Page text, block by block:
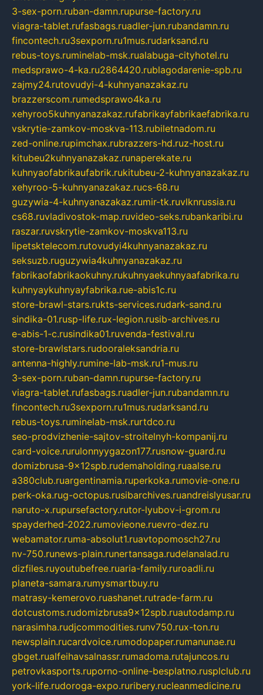
3-sex-porn.ruban-damn.rupurse-factory.ru
viagra-tablet.rufasbags.ruadler-jun.rubandamn.ru
fincontech.ru3sexporn.ru1mus.rudarksand.ru
rebus-toys.ruminelab-msk.rualabuga-cityhotel.ru
medsprawo-4-ka.ru2864420.rublagodarenie-spb.ru
zajmy24.rutovudyi-4-kuhnyanazakaz.ru
brazzerscom.rumedsprawo4ka.ru
xehyroo5kuhnyanazakaz.rufabrikayfabrikaefabrika.ru
vskrytie-zamkov-moskva-113.rubiletnadom.ru
zed-online.rupimchax.rubrazzers-hd.ruz-host.ru
kitubeu2kuhnyanazakaz.runaperekate.ru
kuhnyaofabrikaufabrik.rukitubeu-2-kuhnyanazakaz.ru
xehyroo-5-kuhnyanazakaz.rucs-68.ru
guzywia-4-kuhnyanazakaz.rumir-tk.ruvlknrussia.ru
cs68.ruvladivostok-map.ruvideo-seks.rubankaribi.ru
raszar.ruvskrytie-zamkov-moskva113.ru
lipetsktelecom.rutovudyi4kuhnyanazakaz.ru
seksuzb.ruguzywia4kuhnyanazakaz.ru
fabrikaofabrikaokuhny.rukuhnyaekuhnyaafabrika.ru
kuhnyaykuhnyayfabrika.rue-abis1c.ru
store-brawl-stars.rukts-services.rudark-sand.ru
sindika-01.rusp-life.rux-legion.rusib-archives.ru
e-abis-1-c.rusindika01.ruvenda-festival.ru
store-brawlstars.rudooraleksandria.ru
antenna-highly.rumine-lab-msk.ru1-mus.ru
3-sex-porn.ruban-damn.rupurse-factory.ru
viagra-tablet.rufasbags.ruadler-jun.rubandamn.ru
fincontech.ru3sexporn.ru1mus.rudarksand.ru
rebus-toys.ruminelab-msk.rurtdco.ru
seo-prodvizhenie-sajtov-stroitelnyh-kompanij.ru
card-voice.rurulonnyygazon177.rusnow-guard.ru
domizbrusa-9x12spb.rudemaholding.ruaalse.ru
a380club.ruargentinamia.ruperkoka.rumovie-one.ru
perk-oka.rug-octopus.rusibarchives.ruandreislyusar.ru
naruto-x.rupursefactory.rutor-lyubov-i-grom.ru
spayderhed-2022.rumovieone.ruevro-dez.ru
webamator.ruma-absolut1.ruavtopomosch27.ru
nv-750.runews-plain.runertansaga.rudelanalad.ru
dizfiles.ruyoutubefree.ruaria-family.ruroadli.ru
planeta-samara.rumysmartbuy.ru
matrasy-kemerovo.ruashanet.rutrade-farm.ru
dotcustoms.rudomizbrusa9x12spb.ruautodamp.ru
narasimha.rudjcommodities.runv750.rux-ton.ru
newsplain.rucardvoice.rumodopaper.rumanunae.ru
gbget.rualfeihavsalnassr.rumadoma.rutajuncos.ru
petrovkasports.ruporno-online-besplatno.rusplclub.ru
york-life.rudoroga-expo.ruribery.rucleanmedicine.ru